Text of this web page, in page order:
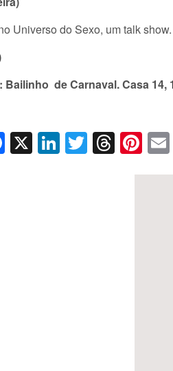
Universo do Sexo, um talk
Bailinho de Carnaval. Casa 14,
Facebook
X LinkedIn
Twitter